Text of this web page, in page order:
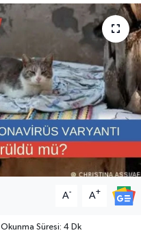
A- A+
Okunma Süresi: 4 Dk